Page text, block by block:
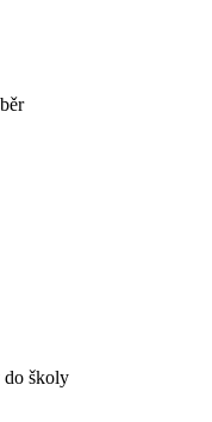
do školy